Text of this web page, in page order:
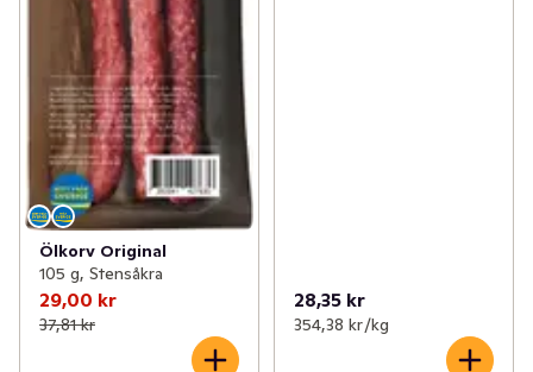
Ölkorv Original
105 g, Stensåkra
29,00 kr
37,81 kr
28,35 kr
354,38 kr /kg